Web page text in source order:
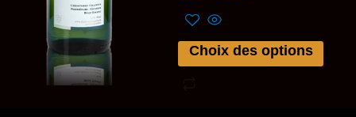
Choix des options
sur
la
page